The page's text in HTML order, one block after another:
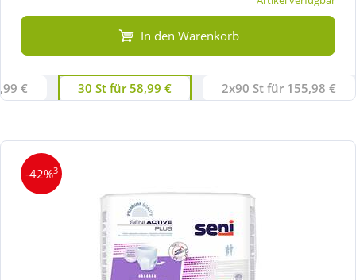
In den Warenkorb
€ 30 St für 58,99 € 2x90 St für 155,98 €
-42%3